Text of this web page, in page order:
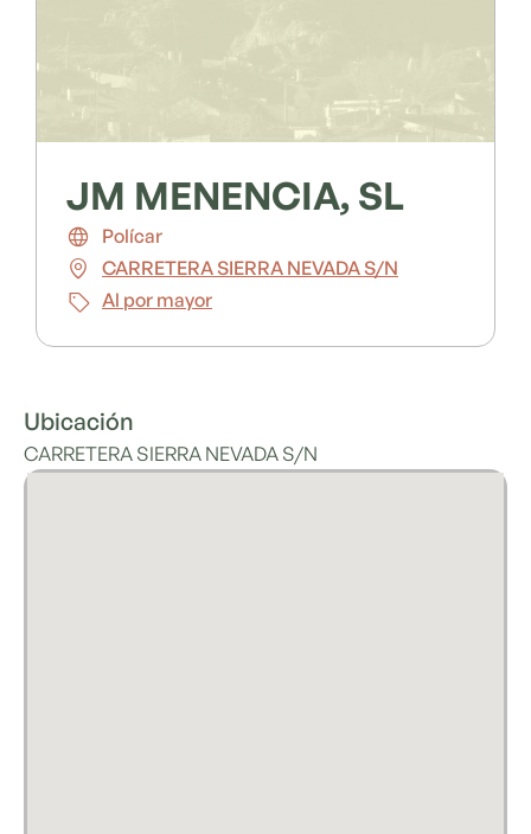
JM MENENCIA, SL
Polícar
CARRETERA SIERRA NEVADA S/N
Al por mayor
Ubicación
CARRETERA SIERRA NEVADA S/N